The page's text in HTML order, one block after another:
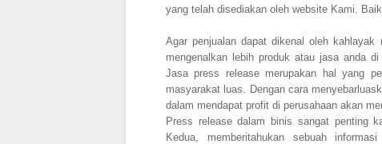
yang telah disediakan oleh website Kami.
Agar penjualan dapat dikenal oleh
mengenalkan lebih produk atau jasa anda
Jasa press release merupakan hal yang
masyarakat luas. Dengan cara
dalam mendapat profit di perusahaan akan
Press release dalam binis sangat penting
Kedua, memberitahukan sebuah